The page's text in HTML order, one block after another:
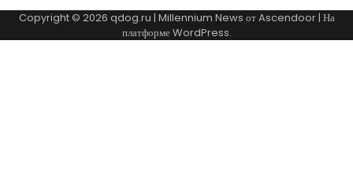
Copyright © 2026 qdog.ru | Millennium News отAscendoor| На
платформеWordPress.